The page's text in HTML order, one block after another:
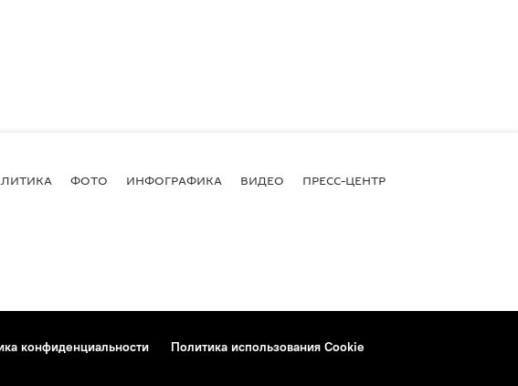
ФОТО ИНФОГРАФИКА ВИДЕО ПРЕСС-ЦЕНТР
конфиденциальности
Политика использования Cookie